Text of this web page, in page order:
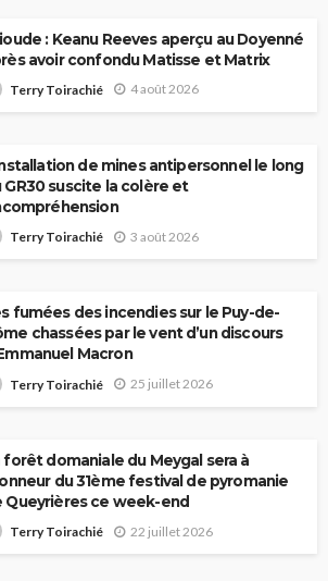
: Keanu Reeves aperçu au Doyenné
avoir confondu Matisse et Matrix
Terry Toirachié 4 août 2026
de mines antipersonnel le long
GR30 suscite la colère et
Terry Toirachié 3 août 2026
fumées des incendies sur le Puy-de-
chassées par le vent d’un discours
Macron
Terry Toirachié 25 juillet 2026
forêt domaniale du Meygal sera à
du 31ème festival de pyromanie
Queyrières ce week-end
Terry Toirachié 22 juillet 2026